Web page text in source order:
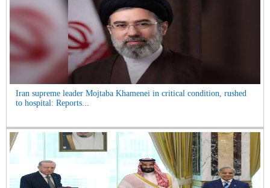
Iran supreme leader Mojtaba Khamenei in critical condition, rushed
to hospital: Reports...